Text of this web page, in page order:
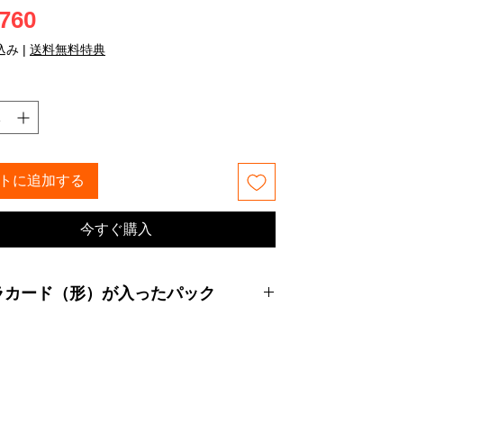
価
格
み | 送料無料特典
に追加する
今すぐ購入
カード（形）が入ったパック